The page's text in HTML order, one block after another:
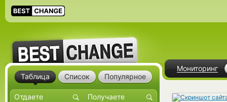
Мониторинг
Таблица Список Популярное